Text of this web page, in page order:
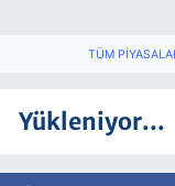
TÜM
Yükleniyor...